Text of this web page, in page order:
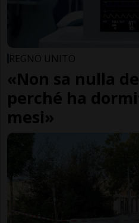
REGNO UNITO
«Non sa nulla
perché ha
mesi»